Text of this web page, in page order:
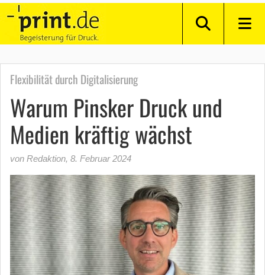
Flexibilität durch Digitalisierung
Warum Pinsker Druck und
Medien kräftig wächst
von Redaktion, 8. Februar 2024